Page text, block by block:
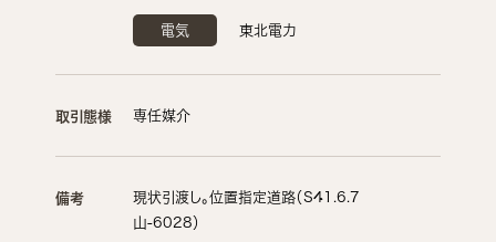
電気 東北電力
取引態様 専任媒介
備考
現状引渡し。位置指定道路（S41.6.7
山-6028）